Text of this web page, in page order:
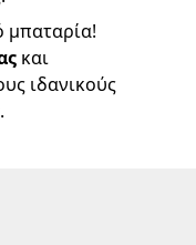
μπαταρία!
και
ιδανικούς